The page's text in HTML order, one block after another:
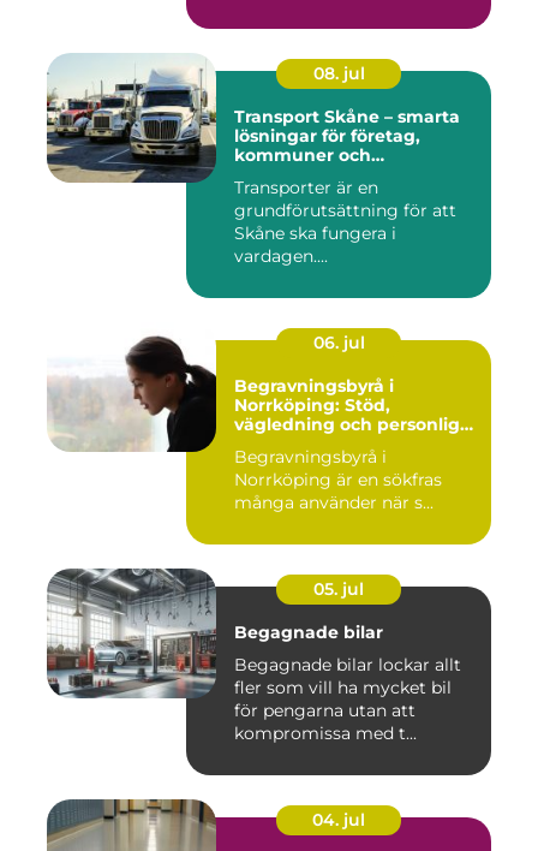
08. jul
Transport Skåne – smarta
lösningar för företag,
kommuner och
Transporter är en
grundförutsättning för att
Skåne ska fungera i
vardagen....
06. jul
Begravningsbyrå i
Norrköping: Stöd,
vägledning och personliga
Begravningsbyrå i
Norrköping är en sökfras
många använder när s...
05. jul
Begagnade bilar
Begagnade bilar lockar allt
fler som vill ha mycket bil
för pengarna utan att
kompromissa med t...
04. jul